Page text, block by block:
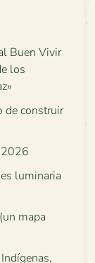
Buen Vivir
los
de construir
2026
luminaria
mapa